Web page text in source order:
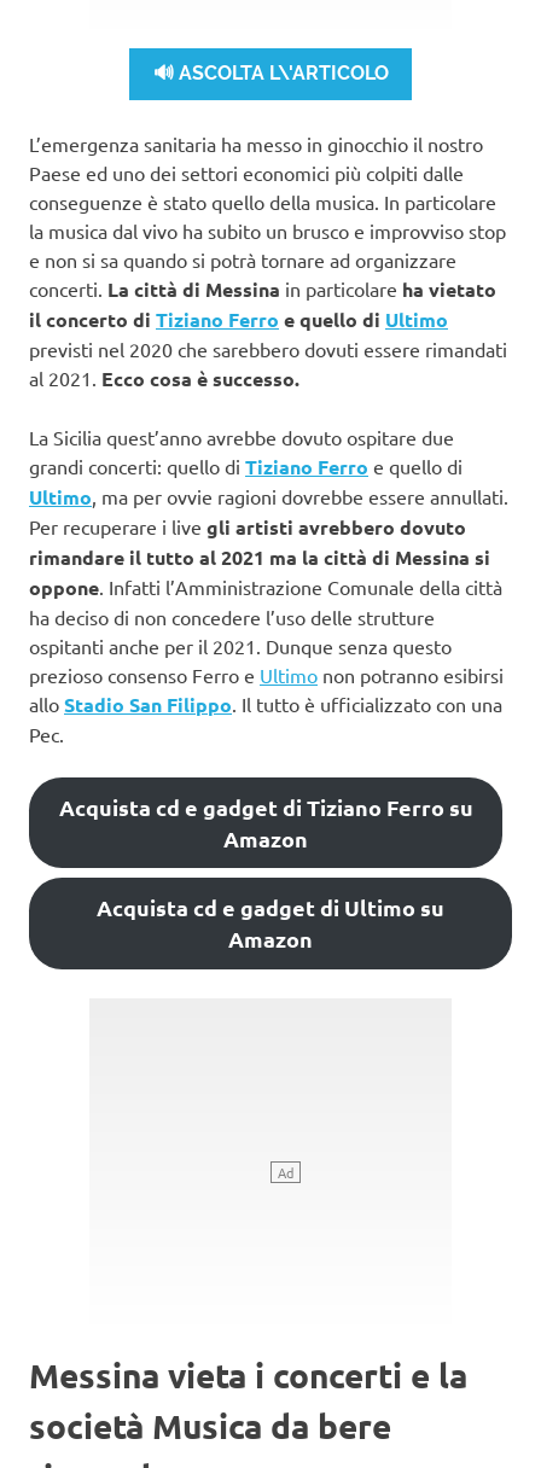
🔊 ASCOLTA L\'ARTICOLO
L’emergenza sanitaria ha messo in ginocchio il nostro
Paese ed uno dei settori economici più colpiti dalle
conseguenze è stato quello della musica. In particolare
la musica dal vivo ha subito un brusco e improvviso stop
e non si sa quando si potrà tornare ad organizzare
concerti. La città di Messina in particolare ha vietato
il concerto di Tiziano Ferro e quello di Ultimo
previsti nel 2020 che sarebbero dovuti essere rimandati
al 2021. Ecco cosa è successo.
La Sicilia quest’anno avrebbe dovuto ospitare due
grandi concerti: quello di Tiziano Ferro e quello di
Ultimo , ma per ovvie ragioni dovrebbe essere annullati.
Per recuperare i live gli artisti avrebbero dovuto
rimandare il tutto al 2021 ma la città di Messina si
oppone . Infatti l’Amministrazione Comunale della città
ha deciso di non concedere l’uso delle strutture
ospitanti anche per il 2021. Dunque senza questo
prezioso consenso Ferro e Ultimo non potranno esibirsi
allo Stadio San Filippo . Il tutto è ufficializzato con una
Pec.
Acquista cd e gadget di Tiziano Ferro su
Amazon
Acquista cd e gadget di Ultimo su
Amazon
Messina vieta i concerti e la
società Musica da bere